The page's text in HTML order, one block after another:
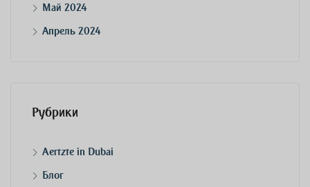
Май 2024
Апрель 2024
Рубрики
Aertzte in Dubai
Блог